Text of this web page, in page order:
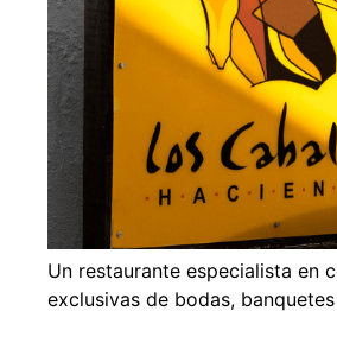
Un restaurante especialista en
exclusivas de bodas,